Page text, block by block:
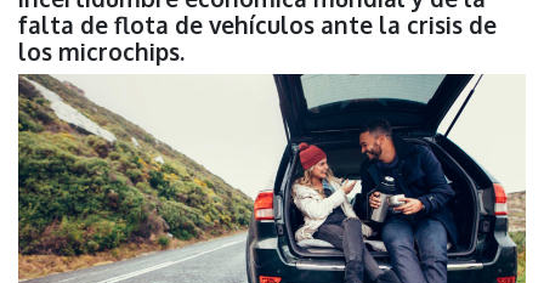
falta de flota de vehículos ante la crisis de
los microchips.